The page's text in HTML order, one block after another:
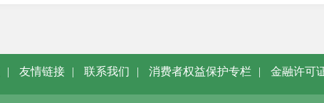
| 友情链接 | 联系我们 | 消费者权益保护专栏 | 金融许可